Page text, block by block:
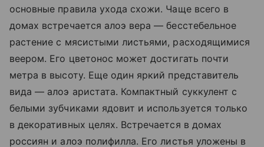
основные правила ухода схожи. Чаще всего в
домах встречается алоэ вера — бесстебельное
растение с мясистыми листьями, расходящимися
веером. Его цветонос может достигать почти
метра в высоту. Еще один яркий представитель
вида — алоэ аристата. Компактный суккулент с
белыми зубчиками ядовит и используется только
в декоративных целях. Встречается в домах
россиян и алоэ полифилла. Его листья уложены в